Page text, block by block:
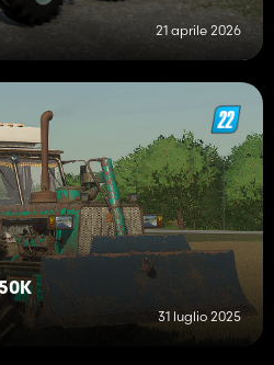
21 aprile 2026
31 luglio 2025